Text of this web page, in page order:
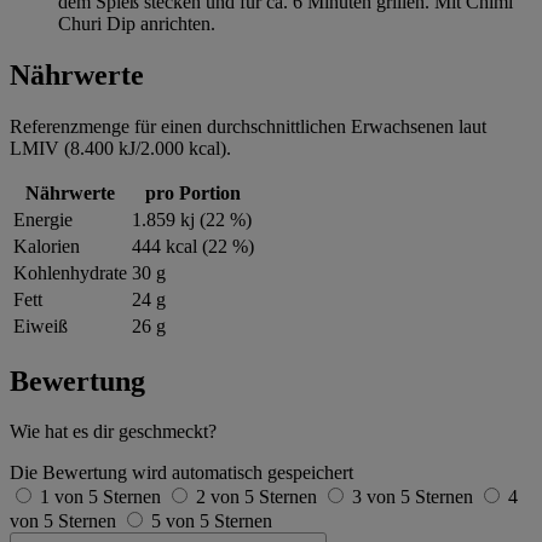
Churi Dip anrichten.
Nährwerte
Referenzmenge für einen durchschnittlichen Erwachsenen laut
LMIV (8.400 kJ/2.000 kcal).
Nährwerte
pro Portion
Energie
1.859 kj (22 %)
Kalorien
444 kcal (22 %)
Kohlenhydrate 30 g
Fett
24 g
Eiweiß
26 g
Bewertung
Wie hat es dir geschmeckt?
Die Bewertung wird automatisch gespeichert
1 von 5 Sternen
2 von 5 Sternen 3 von 5 Sternen
4
von 5 Sternen
5 von 5 Sternen